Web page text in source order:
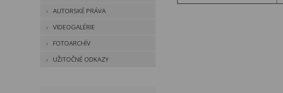
AUTORSKÉ PRÁVA
VIDEOGALÉRIE
FOTOARCHÍV
UŽITOČNÉ ODKAZY